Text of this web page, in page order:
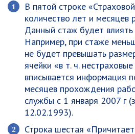
В пятой строке
количество лет и месяцев
Данный стаж будет
Например, при стаже
не будет превышать
ячейки «в т. ч.
вписывается информация
месяцев прохождения
службы с 1 января 2007 г
12.02.1993).
Строка шестая